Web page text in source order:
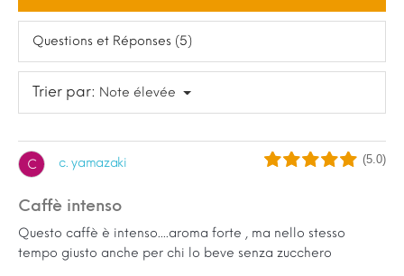
Questions et Réponses (5)
Trier par: Note élevée
C c. yamazaki (5.0)
Caffè intenso
Questo caffè è intenso....aroma forte , ma nello stesso
tempo giusto anche per chi lo beve senza zucchero